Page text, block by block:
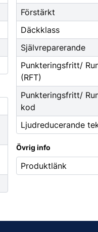
Förstärkt
Däckklass
Självreparerande
Punkteringsfritt/
(RFT)
Punkteringsfritt/
kod
Ljudreducerande
Övrig info
Produktlänk